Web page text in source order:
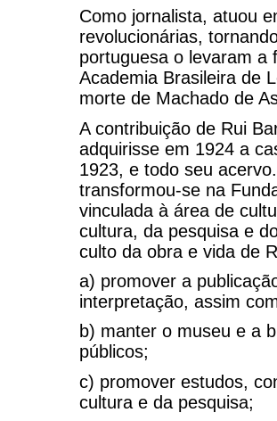
Como jornalista, atuou
revolucionárias,
portuguesa o levaram a
Academia Brasileira de
morte de Machado de
A contribuição de Rui
adquirisse em 1924 a
1923, e todo seu
transformou-se na
vinculada à área de
cultura, da pesquisa e
culto da obra e vida de
a) promover a
interpretação, assim
b) manter o museu e a
públicos;
c) promover estudos,
cultura e da pesquisa;